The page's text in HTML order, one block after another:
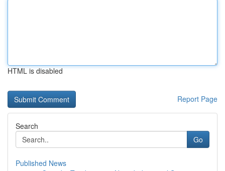
HTML is disabled
Report Page
Search
Go
Published News